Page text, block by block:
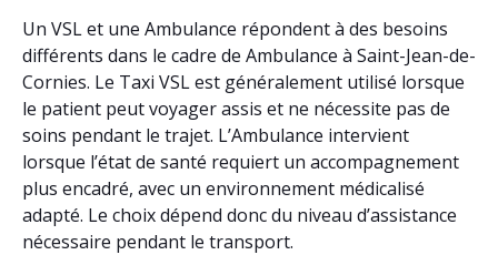
Un VSL et une Ambulance répondent à des besoins
différents dans le cadre de Ambulance à Saint-Jean-de-
Cornies. Le Taxi VSL est généralement utilisé lorsque
le patient peut voyager assis et ne nécessite pas de
soins pendant le trajet. L’Ambulance intervient
lorsque l’état de santé requiert un accompagnement
plus encadré, avec un environnement médicalisé
adapté. Le choix dépend donc du niveau d’assistance
nécessaire pendant le transport.